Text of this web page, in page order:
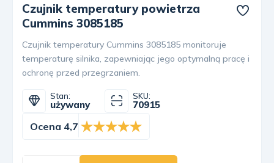
Czujnik temperatury powietrza
Cummins 3085185
Czujnik temperatury Cummins 3085185 monitoruje
temperaturę silnika, zapewniając jego optymalną pracę i
ochronę przed przegrzaniem.
Stan:
używany
SKU:
70915
Ocena 4,7